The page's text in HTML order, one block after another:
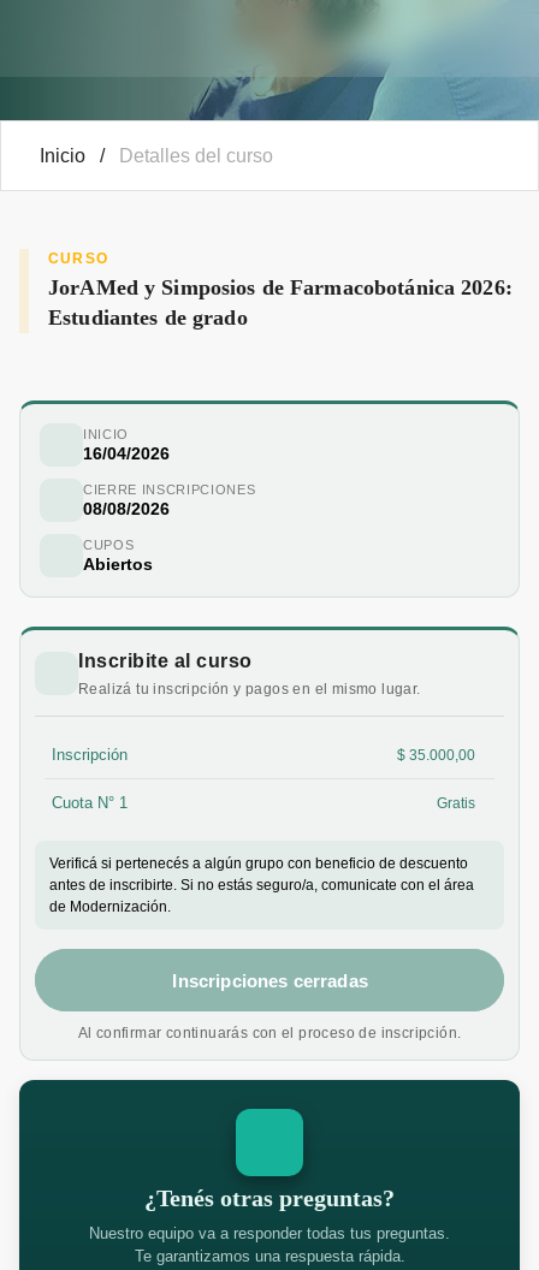
Inicio / Detalles del curso
CURSO
JorAMed y Simposios de Farmacobotánica 2026:
Estudiantes de grado
INICIO
16/04/2026
CIERRE INSCRIPCIONES
08/08/2026
CUPOS
Abiertos
Inscribite al curso
Realizá tu inscripción y pagos en el mismo lugar.
Inscripción $ 35.000,00
Cuota N° 1 Gratis
Verificá si pertenecés a algún grupo con beneficio de descuento
antes de inscribirte. Si no estás seguro/a, comunicate con el área
de Modernización.
Inscripciones cerradas
Al confirmar continuarás con el proceso de inscripción.
¿Tenés otras preguntas?
Nuestro equipo va a responder todas tus preguntas.
Te garantizamos una respuesta rápida.